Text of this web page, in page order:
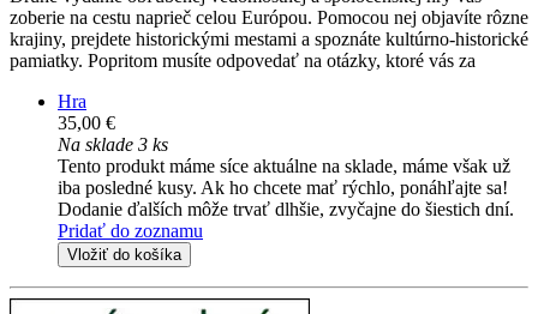
zoberie na cestu naprieč celou Európou. Pomocou nej objavíte rôzne
krajiny, prejdete historickými mestami a spoznáte kultúrno-historické
pamiatky. Popritom musíte odpovedať na otázky, ktoré vás za
Hra
35,00 €
Na sklade 3 ks
Tento produkt máme síce aktuálne na sklade, máme však už
iba posledné kusy. Ak ho chcete mať rýchlo, ponáhľajte sa!
Dodanie ďalších môže trvať dlhšie, zvyčajne do šiestich dní.
Pridať do zoznamu
Vložiť do košíka